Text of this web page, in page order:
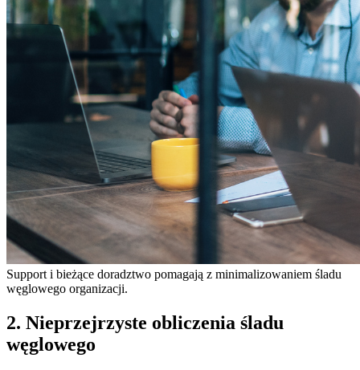
Support i bieżące doradztwo pomagają z minimalizowaniem śladu
węglowego organizacji.
2. Nieprzejrzyste obliczenia śladu
węglowego